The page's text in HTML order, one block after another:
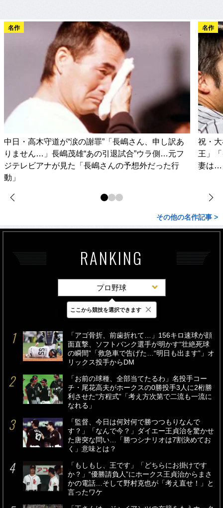
名作
中日・高木守道が“涙の謝罪”「長嶋さん、申し訳あ
りません…」長嶋茂雄“あの引退試合”ウラ側…元フ
ジテレビアナが見た「長嶋さんの予想外だった行
動」
名作
祝・
王」
妻は…
その他の名作記事 >
RANKING
プロ野球
最新 24時間 週間
「アゴ骨折、前歯折れて…」156キロ速球が顔
面直撃、ソフトバンク選手が明かす“壮絶死球
の瞬間”「救急車で告げた…“明日も出ます”」オ
リックス投手からDM
「お前の球種、全部当てたるわ」名投手コー
チ・尾花高夫がホークスの0勝投手3人に2桁勝
利させた“方程式”「考え方次第で二流も一流に
なれる」
「監督、今日は何対何で勝つつもりなんで
す？」「なんで今？」ダイエー王貞治を驚かせ
た唐突な問い…「勝つシナリオは7割決めてお
く」意味とは？
「もしもし、王です」「どちらにお掛けです
か？」“優勝請負人”にホークス王貞治からまさ
かの電話…そして野村克也が「考え直せ！」と
言ったワケ
ここから競技を選択できます ×